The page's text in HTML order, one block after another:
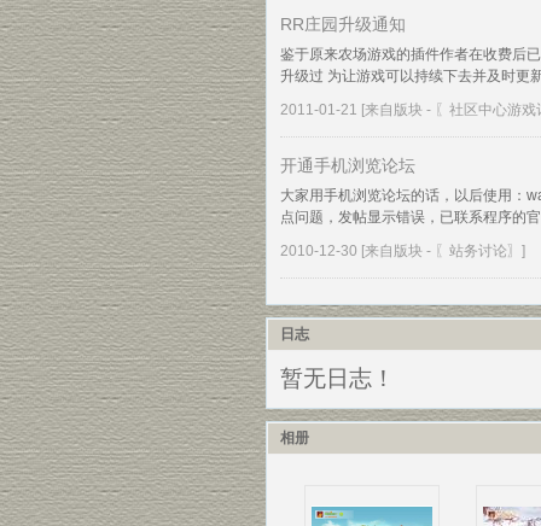
RR庄园升级通知
鉴于原来农场游戏的插件作者在收费后
升级过 为让游戏可以持续下去并及时更
2011-01-21 [来自版块 - 〖社区中心游
开通手机浏览论坛
大家用手机浏览论坛的话，以后使用：
点问题，发帖显示错误，已联系程序的
2010-12-30 [来自版块 - 〖站务讨论〗 ]
日志
暂无日志！
相册